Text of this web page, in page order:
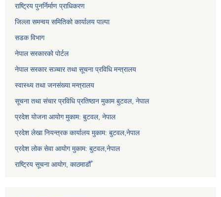
राष्ट्रिय पुनर्निर्माण प्राधिकरण
जिल्ला समन्वय समितिको कार्यालय पाल्पा
सडक विभाग
नेपाल सरकारको पोर्टल
नेपाल सरकार सञ्‍चार तथा सूचना प्रविधि मन्त्रालय
स्वास्थ्य तथा जनसंख्या मन्त्रालय
सूचना तथा संचार प्रविधि प्रतिष्ठान मुकाम बुटवल, नेपाल
प्रदेश योजना आयोग मुकाम: बुटवल, नेपाल
प्रदेश लेखा नियन्त्रक कार्यालय मुकाम: बुटवल,नेपाल
प्रदेश लोक सेवा आयोग मुकाम: बुटवल,नेपाल
राष्ट्रिय सूचना आयोग, काठमाडौँ